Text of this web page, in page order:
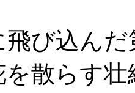
飛び込ん
散らす